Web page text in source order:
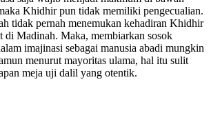
Khidhir pun tidak memiliki pengecualian.
tidak pernah menemukan kehadiran Khidhir
di Madinah. Maka, membiarkan sosok
imajinasi sebagai manusia abadi mungkin
menurut mayoritas ulama, hal itu sulit
meja uji dalil yang otentik.